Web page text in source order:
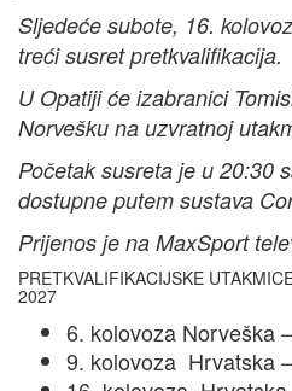
Sljedeće subote, 16.
treći susret pretkvalifikacija.
U Opatiji će izabranici
Norvešku na uzvratnoj
Početak susreta je u 20:30
dostupne putem sustava
Prijenos je na MaxSport
PRETKVALIFIKACIJSKE
2027
6. kolovoza Norveška
9. kolovoza Hrvatska